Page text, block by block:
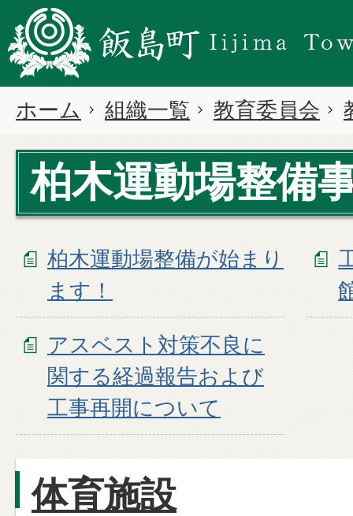
ホーム 組織一覧 教育委員会
柏木運動場整備
柏木運動場整備が始まり
ます！
アスベスト対策不良に
関する経過報告および
工事再開について
体育施設